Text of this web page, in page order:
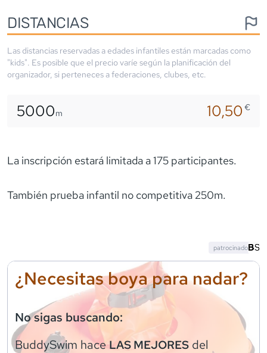
DISTANCIAS
Las distancias reservadas a edades infantiles están marcadas como
"kids". Es posible que el precio varíe según la planificación del
organizador, si perteneces a federaciones, clubes, etc.
5000m 10,50€
La inscripción estará limitada a 175 participantes.
También prueba infantil no competitiva 250m.
¿Necesitas boya para nadar?
No sigas buscando:
BuddySwim haceLAS MEJORES del
patrocinado